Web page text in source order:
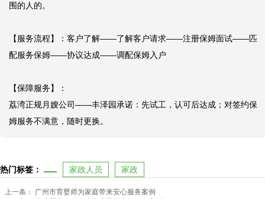
围的人的。
【服务流程】：客户了解——了解客户请求——注册保姆面试——匹
配服务保姆——协议达成——调配保姆入户
【保障服务】：
荔湾正规月嫂公司——丰泽园承诺：先试工，认可后达成；对签约保
姆服务不满意，随时更换。
热门标签： 家政人员 家政
上一条：
广州市育婴师为家庭带来安心服务案例